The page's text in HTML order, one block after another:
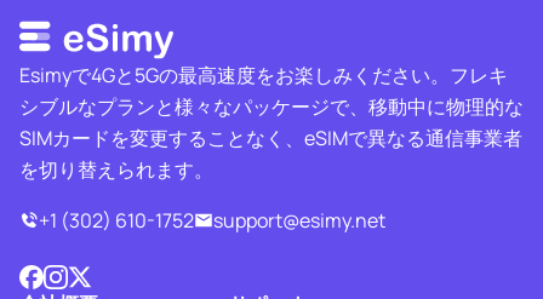
Esimyで4Gと5Gの最高速度をお楽しみください。フレキ
シブルなプランと様々なパッケージで、移動中に物理的な
SIMカードを変更することなく、eSIMで異なる通信事業者
を切り替えられます。
+1 (302) 610-1752
support@esimy.net